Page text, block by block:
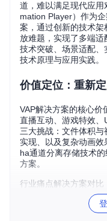
道，难以满足现代应用
mation Player）作为
案，通过创新的技术
放难题，实现了多端适
技术突破、场景适配、
技术原理与应用实践。
价值定位：重新
VAP解决方案的核心价
直播互动、游戏特效
三大挑战：文件体积
实现、以及复杂动画
ha通道分离存储技术
方案。
行业痛点解决方案对比
痛点描述